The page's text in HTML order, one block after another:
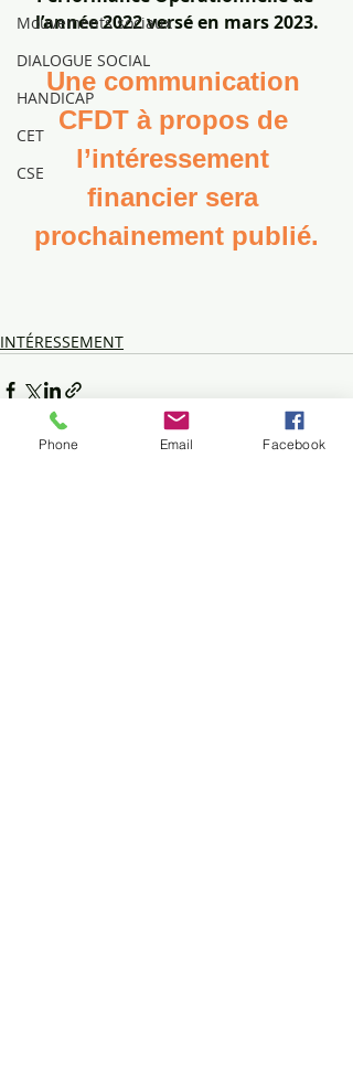
Mouvements sociaux
DIALOGUE SOCIAL
HANDICAP
CET
CSE
l’année 2022 versé en mars 2023.
Une communication
CFDT à propos de
l’intéressement
financier sera
prochainement publié.
INTÉRESSEMENT
Phone Email Facebook